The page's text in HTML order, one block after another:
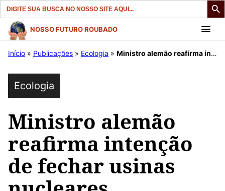
Search
for:
Pular
para
conteúdo
NOSSO FUTURO ROUBADO
Início » Publicações » Ecologia » Ministro alemão reafirma intenção de fechar usinas nucleares.
Ecologia
Ministro alemão
reafirma intenção
de fechar usinas